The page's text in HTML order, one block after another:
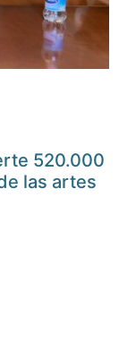
520.000
las artes